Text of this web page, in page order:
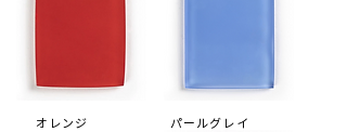
オレンジ パールグレイ